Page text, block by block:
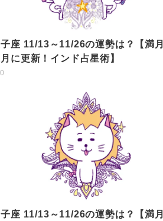
座 11/13～11/26の運勢は？【満
に更新！インド占星術】
0
座 11/13～11/26の運勢は？【満